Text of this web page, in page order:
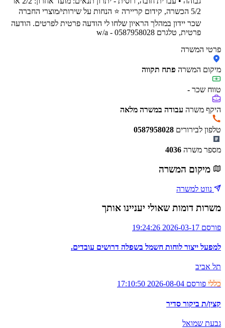
5/2 ‍הכשרה, קידום קריירה ⭐ הנחות על שירותי/מוצרי החברה
שכר יידון במהלך הראיון שלחו לי הודעה פרטית לפרטים. הודעה
פרטית, טלגרם w/a - 0587958028
פרטי המשרה
מיקום המשרה פתח תקווה
טווח שכר -
היקף משרה עבודה במשרה מלאה
טלפון לבירורים 0587958028
מספר משרה 4036
מיקום המשרה
נווט למשרה
משרות דומות שאולי יעניינו אותך
פורסם 2026-03-17 19:24:26
למפעל ייצור לוחות חשמל בשפלה דרושים עובדים.
תל אביב
כללי פורסם 2026-08-04 17:10:50
קצין/ת ביקור סדיר
גבעת שמואל